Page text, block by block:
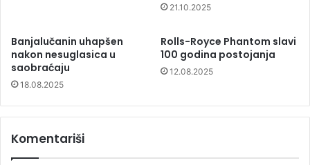
21.10.2025
Banjalučanin uhapšen
nakon nesuglasica u
saobraćaju
18.08.2025
Rolls-Royce Phantom slavi
100 godina postojanja
12.08.2025
Komentariši